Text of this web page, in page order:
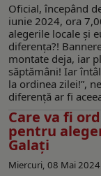
Oficial, începând
iunie 2024, ora
alegerile locale și
diferența?!
montate deja, iar
săptămâni! Iar
la ordinea zilei!”,
diferență ar fi
Care va fi
pentru
Galați
Miercuri, 08 Mai